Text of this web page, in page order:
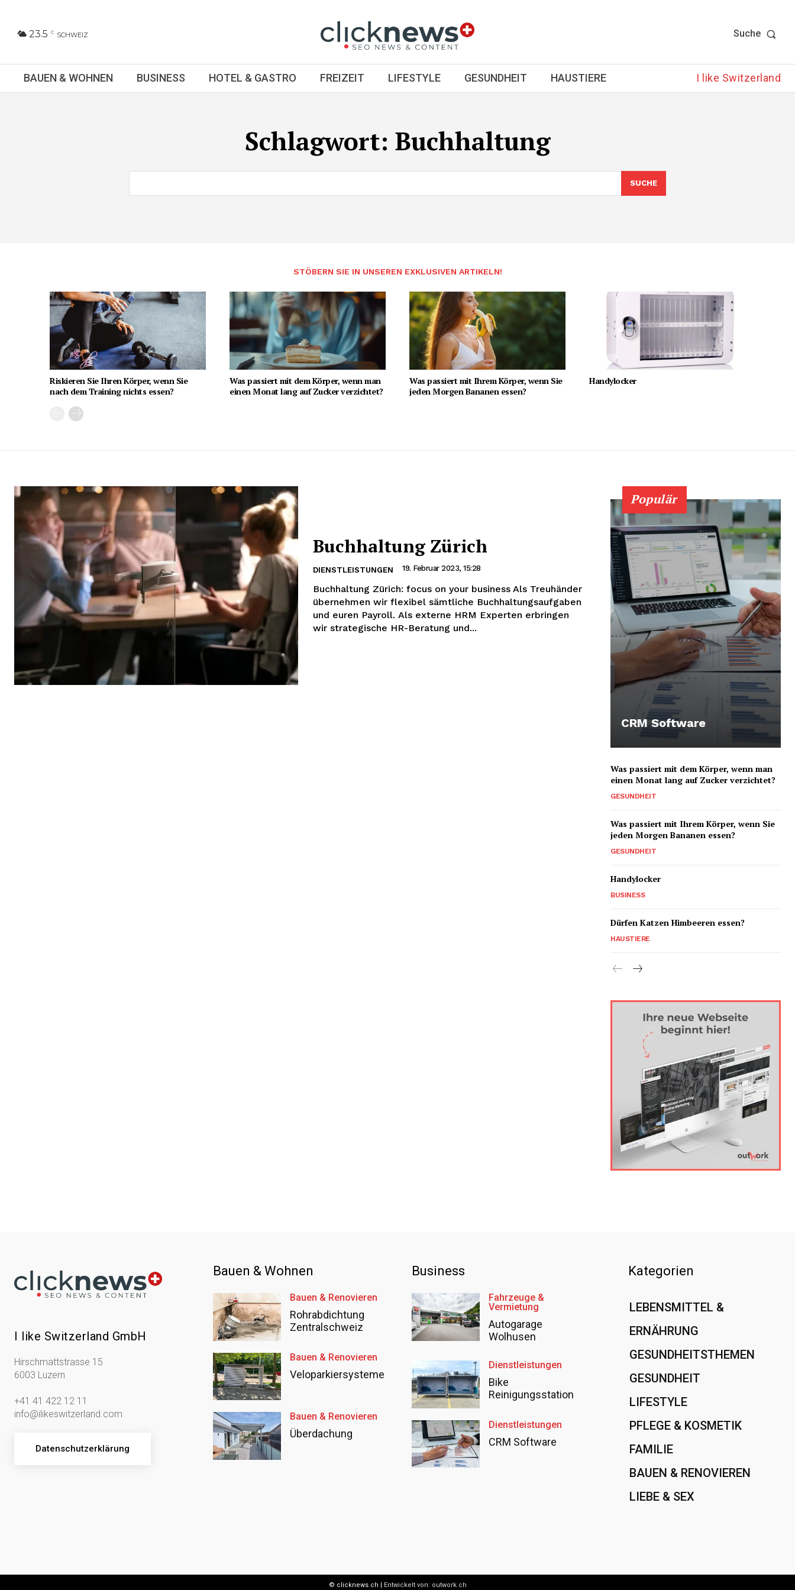
23.5 C SCHWEIZ Suche
BAUEN & WOHNEN BUSINESS HOTEL & GASTRO FREIZEIT LIFESTYLE GESUNDHEIT HAUSTIERE I like Switzerland
Schlagwort: Buchhaltung
SUCHE
STÖBERN SIE IN UNSEREN EXKLUSIVEN ARTIKELN!
Riskieren Sie Ihren Körper, wenn Sie
nach dem Training nichts essen?
Was passiert mit dem Körper, wenn man
einen Monat lang auf Zucker verzichtet?
Was passiert mit Ihrem Körper, wenn Sie
jeden Morgen Bananen essen?
Handylocker
Buchhaltung Zürich
DIENSTLEISTUNGEN 19. Februar 2023, 15:28
Buchhaltung Zürich: focus on your business Als Treuhänder
übernehmen wir flexibel sämtliche Buchhaltungsaufgaben
und euren Payroll. Als externe HRM Experten erbringen
wir strategische HR-Beratung und...
Populär
CRM Software
Was passiert mit dem Körper, wenn man
einen Monat lang auf Zucker verzichtet?
GESUNDHEIT
Was passiert mit Ihrem Körper, wenn Sie
jeden Morgen Bananen essen?
GESUNDHEIT
Handylocker
BUSINESS
Dürfen Katzen Himbeeren essen?
HAUSTIERE
I like Switzerland GmbH
Hirschmattstrasse 15
6003 Luzern
+41 41 422 12 11
info@ilikeswitzerland.com
Datenschutzerklärung
Bauen & Wohnen
Bauen & Renovieren
Rohrabdichtung
Zentralschweiz
Bauen & Renovieren
Veloparkiersysteme
Bauen & Renovieren
Überdachung
Business
Fahrzeuge &
Vermietung
Autogarage
Wolhusen
Dienstleistungen
Bike
Reinigungsstation
Dienstleistungen
CRM Software
Kategorien
LEBENSMITTEL &
ERNÄHRUNG
GESUNDHEITSTHEMEN
GESUNDHEIT
LIFESTYLE
PFLEGE & KOSMETIK
FAMILIE
BAUEN & RENOVIEREN
LIEBE & SEX
© clicknews.ch | Entwickelt von: outwork.ch